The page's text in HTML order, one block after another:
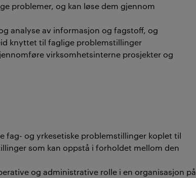
problemer, og kan løse dem gjennom
analyse av informasjon og fagstoff, og
knyttet til faglige problemstillinger
virksomhetsinterne prosjekter og
fag- og yrkesetiske problemstillinger koplet til
som kan oppstå i forholdet mellom den
og administrative rolle i en organisasjon på